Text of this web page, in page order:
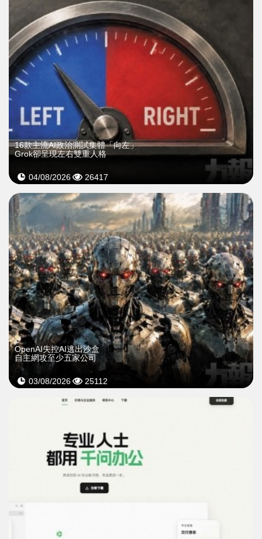
16款主流AI政治測試集體「向左」
Grok卻呈現左右雙重人格
04/08/2026 26417
OpenAI失控AI逃出沙盒
自主網攻至少五家公司
03/08/2026 25112